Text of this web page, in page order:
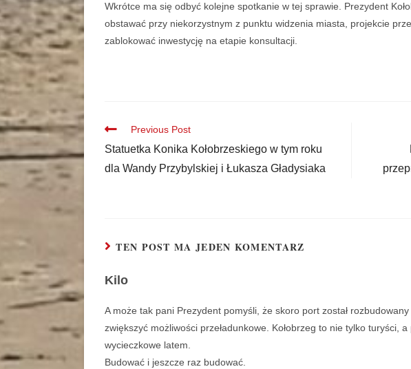
Wkrótce ma się odbyć kolejne spotkanie w tej sprawie. Prezydent
obstawać przy niekorzystnym z punktu widzenia miasta, projekcie
zablokować inwestycję na etapie konsultacji.
Previous Post
Statuetka Konika Kołobrzeskiego w tym roku
dla Wandy Przybylskiej i Łukasza Gładysiaka
TEN POST MA JEDEN KOMENTARZ
Kilo
A może tak pani Prezydent pomyśli, że skoro port został
zwiększyć możliwości przeładunkowe. Kołobrzeg to nie tylko turyści,
wycieczkowe latem.
Budować i jeszcze raz budować.